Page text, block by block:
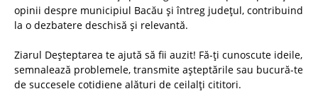
opinii despre municipiul Bacău și întreg județul, contribuind
la o dezbatere deschisă și relevantă.
Ziarul Deșteptarea te ajută să fii auzit! Fă-ți cunoscute ideile,
semnalează problemele, transmite așteptările sau bucură-te
de succesele cotidiene alături de ceilalți cititori.